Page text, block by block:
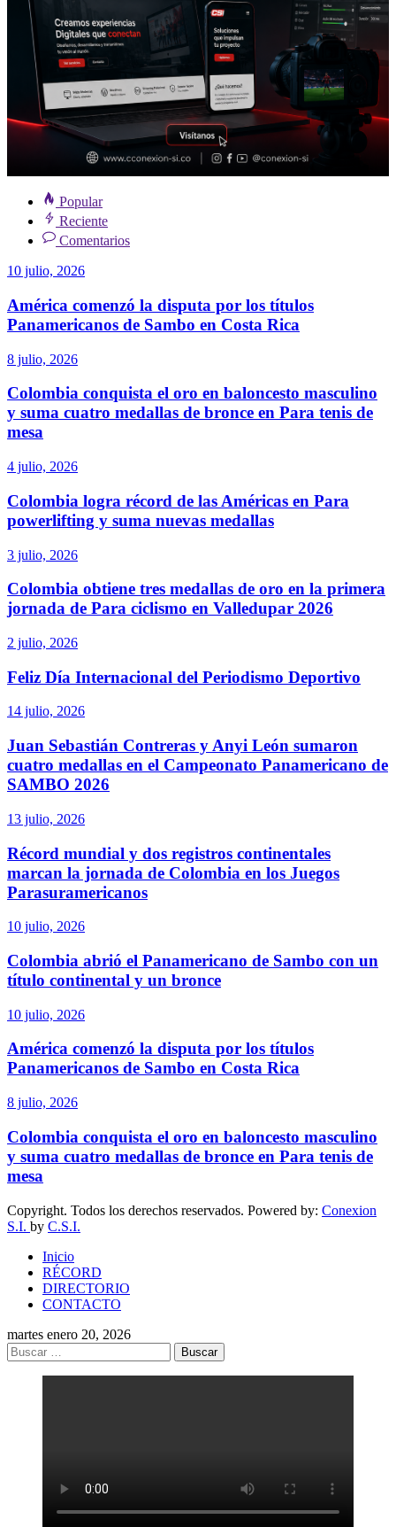
Popular
Reciente
Comentarios
10 julio, 2026
América comenzó la disputa por los títulos
Panamericanos de Sambo en Costa Rica
8 julio, 2026
Colombia conquista el oro en baloncesto masculino
y suma cuatro medallas de bronce en Para tenis de
mesa
4 julio, 2026
Colombia logra récord de las Américas en Para
powerlifting y suma nuevas medallas
3 julio, 2026
Colombia obtiene tres medallas de oro en la primera
jornada de Para ciclismo en Valledupar 2026
2 julio, 2026
Feliz Día Internacional del Periodismo Deportivo
14 julio, 2026
Juan Sebastián Contreras y Anyi León sumaron
cuatro medallas en el Campeonato Panamericano de
SAMBO 2026
13 julio, 2026
Récord mundial y dos registros continentales
marcan la jornada de Colombia en los Juegos
Parasuramericanos
10 julio, 2026
Colombia abrió el Panamericano de Sambo con un
título continental y un bronce
10 julio, 2026
América comenzó la disputa por los títulos
Panamericanos de Sambo en Costa Rica
8 julio, 2026
Colombia conquista el oro en baloncesto masculino
y suma cuatro medallas de bronce en Para tenis de
mesa
Copyright. Todos los derechos reservados. Powered by: Conexion
S.I. by C.S.I.
Inicio
RÉCORD
DIRECTORIO
CONTACTO
martes enero 20, 2026
Buscar: